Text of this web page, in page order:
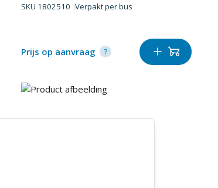
SKU 1802510 Verpakt perbus
Prijs op aanvraag